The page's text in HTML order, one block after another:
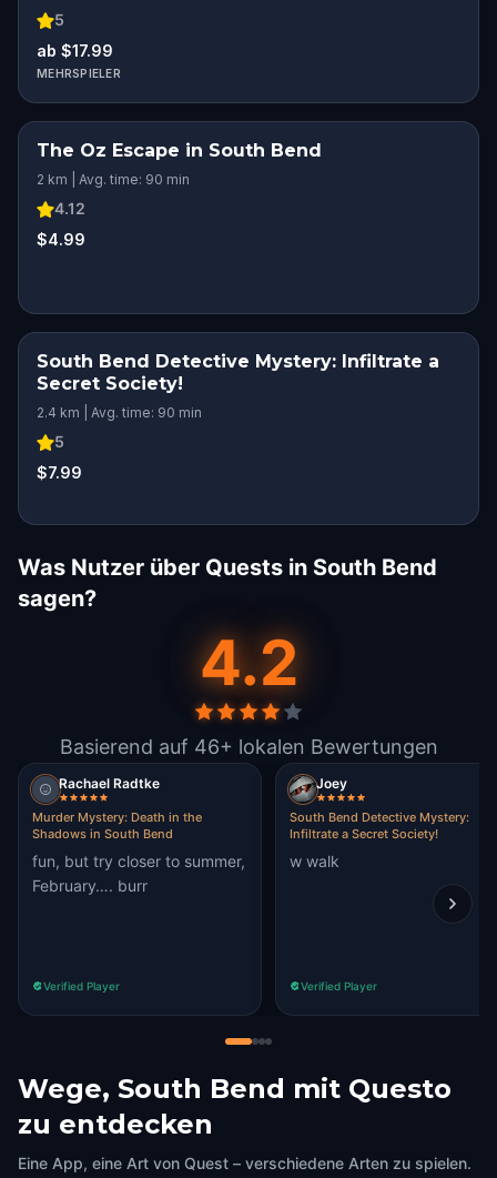
5
ab $17.99
MEHRSPIELER
The Oz Escape in South Bend
2 km | Avg. time: 90 min
4.12
$4.99
South Bend Detective Mystery: Infiltrate a
Secret Society!
2.4 km | Avg. time: 90 min
5
$7.99
Was Nutzer über Quests in South Bend
sagen?
4.2
Basierend auf 46+ lokalen Bewertungen
Rachael Radtke
Murder Mystery: Death in the
Shadows in South Bend
fun, but try closer to summer,
February…. burr
Verified Player
Joey
South Bend Detective Mystery:
Infiltrate a Secret Society!
w walk
Verified Player
Wege, South Bend mit Questo
zu entdecken
Eine App, eine Art von Quest – verschiedene Arten zu spielen.